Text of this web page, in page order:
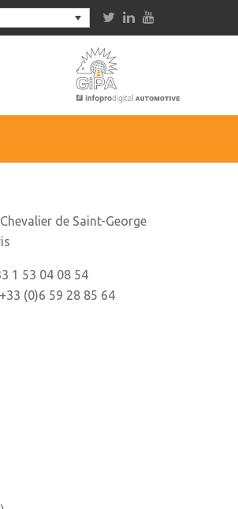
de Saint-George
1 53 04 08 54
(0)6 59 28 85 64